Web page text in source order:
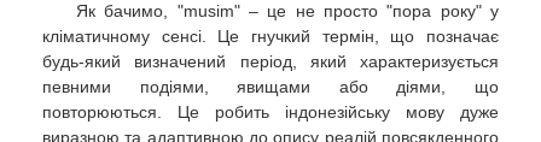
Як бачимо, "musim" – це не просто "пора року" у
кліматичному сенсі. Це гнучкий термін, що позначає
будь-який визначений період, який характеризується
певними подіями, явищами або діями, що
повторюються. Це робить індонезійську мову дуже
виразною та адаптивною до опису реалій повсякденного